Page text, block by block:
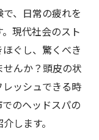
、日常の疲れを
現代社会のスト
ぐし、驚くべき
んか？頭皮の状
ッシュできる時
のヘッドスパの
します。